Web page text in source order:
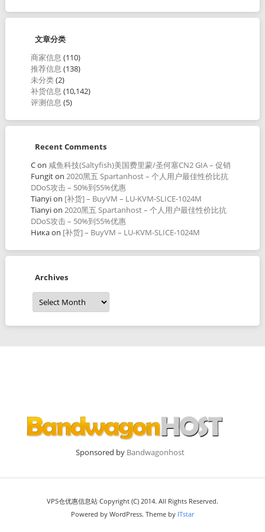
文章分类
商家信息 (110)
推荐信息 (138)
未分类(2)
补货信息 (10,142)
评测信息 (5)
Recent Comments
Con 咸鱼科技(Saltyfish)美国费里蒙/圣何塞CN2 GIA – 促销
Fungiton 2020黑五 Spartanhost – 个人用户最佳性价比抗
DDoS攻击 – 50%到55%优惠
Tianyion [补货] – BuyVM – LU-KVM-SLICE-1024M
Tianyion 2020黑五 Spartanhost – 个人用户最佳性价比抗
DDoS攻击 – 50%到55%优惠
Никаon [补货] – BuyVM – LU-KVM-SLICE-1024M
Archives
Archives
Sponsored by Bandwagonhost
VPS仓优惠信息站 Copyright (C) 2014. All Rights Reserved.
Powered by WordPress. Theme by ITstar